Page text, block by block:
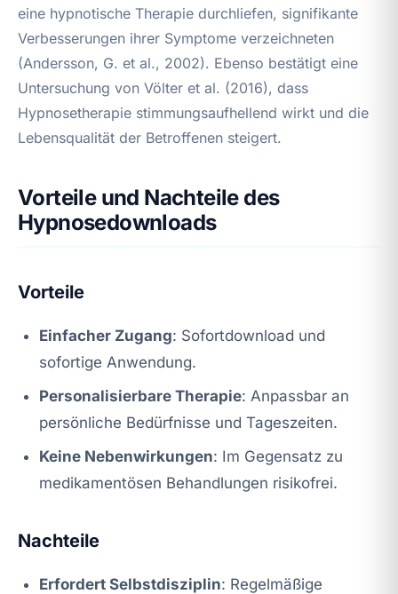
eine hypnotische Therapie durchliefen, signifikante
Verbesserungen ihrer Symptome verzeichneten
(Andersson, G. et al., 2002). Ebenso bestätigt eine
Untersuchung von Völter et al. (2016), dass
Hypnosetherapie stimmungsaufhellend wirkt und die
Lebensqualität der Betroffenen steigert.
Vorteile und Nachteile des
Hypnosedownloads
Vorteile
Einfacher Zugang: Sofortdownload und
sofortige Anwendung.
Personalisierbare Therapie: Anpassbar an
persönliche Bedürfnisse und Tageszeiten.
Keine Nebenwirkungen: Im Gegensatz zu
medikamentösen Behandlungen risikofrei.
Nachteile
Erfordert Selbstdisziplin: Regelmäßige